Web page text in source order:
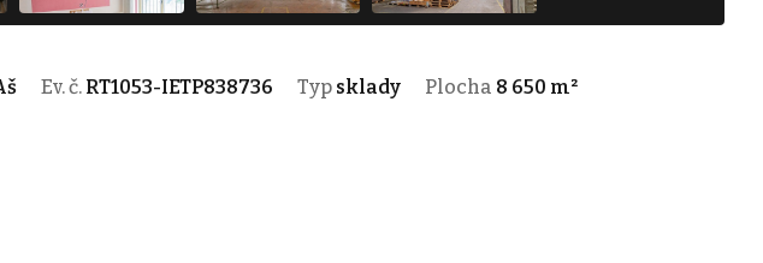
Ev. č. RT1053-IETP838736 Typ sklady Plocha 8 650 m²